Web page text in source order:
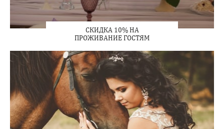
СКИДКА 10% НА
ПРОЖИВАНИЕ ГОСТЯМ